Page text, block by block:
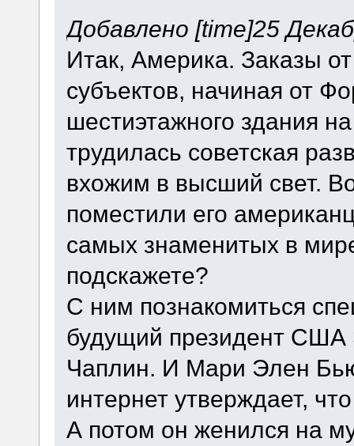
Добавлено [time]25
Итак, Америка. Заказы
субъектов, начиная от
шестиэтажного здания
трудилась советская
вхожим в высший свет.
поместили его
самых знаменитых в
подскажете?
С ним познакомиться
будущий президент США
Чаплин. И Мари Элен
интернет утверждает,
А потом он женился на